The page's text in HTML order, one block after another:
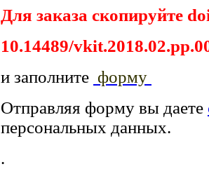
Для заказа скопируйте
10.14489/
и заполните форму
Отправляя форму вы даете
персональных данных.
.